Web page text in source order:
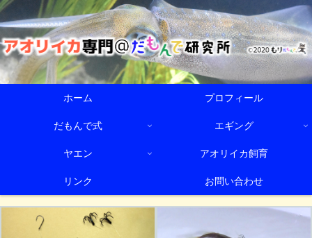
ホーム プロフィール
だもんで式 エギング
ヤエン アオリイカ飼育
リンク お問い合わせ